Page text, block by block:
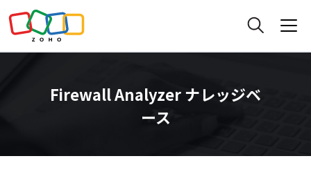
Firewall Analyzer ナレッジベ
ース